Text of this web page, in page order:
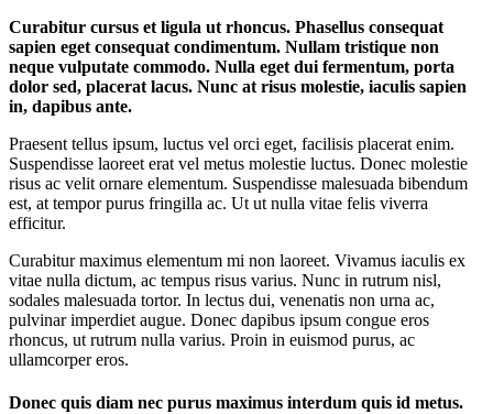
Curabitur cursus et ligula ut rhoncus. Phasellus consequat
sapien eget consequat condimentum. Nullam tristique non
neque vulputate commodo. Nulla eget dui fermentum, porta
dolor sed, placerat lacus. Nunc at risus molestie, iaculis sapien
in, dapibus ante.
Praesent tellus ipsum, luctus vel orci eget, facilisis placerat enim.
Suspendisse laoreet erat vel metus molestie luctus. Donec molestie
risus ac velit ornare elementum. Suspendisse malesuada bibendum
est, at tempor purus fringilla ac. Ut ut nulla vitae felis viverra
efficitur.
Curabitur maximus elementum mi non laoreet. Vivamus iaculis ex
vitae nulla dictum, ac tempus risus varius. Nunc in rutrum nisl,
sodales malesuada tortor. In lectus dui, venenatis non urna ac,
pulvinar imperdiet augue. Donec dapibus ipsum congue eros
rhoncus, ut rutrum nulla varius. Proin in euismod purus, ac
ullamcorper eros.
Donec quis diam nec purus maximus interdum quis id metus.